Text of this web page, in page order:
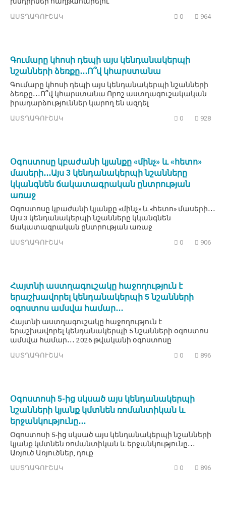
ԱՍՏՂԱԳՈՒՇԱԿ 0 964
Գումարը կհոսի դեպի այս կենդանակերպի
նշանների ձեռքը․․․Ո՞վ կհարստանա
Գումարը կհոսի դեպի այս կենդանակերպի նշանների
ձեռքը․․․Ո՞վ կհարստանա Որոշ աստղագուշակական
իրադարձություններ կարող են ազդել
ԱՍՏՂԱԳՈՒՇԱԿ 0 928
Օգոստոսը կբաժանի կյանքը «մինչ» և «հետո»
մասերի․․․Այս 3 կենդանակերպի նշանները
կկանգնեն ճակատագրական ընտրության
առաջ
Օգոստոսը կբաժանի կյանքը «մինչ» և «հետո» մասերի․․․
Այս 3 կենդանակերպի նշանները կկանգնեն
ճակատագրական ընտրության առաջ
ԱՍՏՂԱԳՈՒՇԱԿ 0 906
Հայտնի աստղագուշակը հաջողություն է
երաշխավորել կենդանակերպի 5 նշանների
օգոստոս ամսվա համար․․․
Հայտնի աստղագուշակը հաջողություն է
երաշխավորել կենդանակերպի 5 նշանների օգոստոս
ամսվա համար․․․ 2026 թվականի օգոստոսը
ԱՍՏՂԱԳՈՒՇԱԿ 0 896
Օգոստոսի 5-ից սկսած այս կենդանակերպի
նշանների կյանք կմտնեն ռոմանտիկան և
երջանկությունը․․․
Օգոստոսի 5-ից սկսած այս կենդանակերպի նշանների
կյանք կմտնեն ռոմանտիկան և երջանկությունը․․․
Առյուծ Առյուծներ, դուք
ԱՍՏՂԱԳՈՒՇԱԿ 0 896